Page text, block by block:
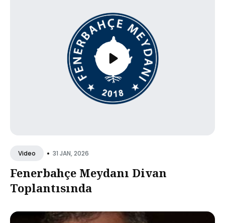
Video • 31 JAN, 2026
Fenerbahçe Meydanı Divan
Toplantısında